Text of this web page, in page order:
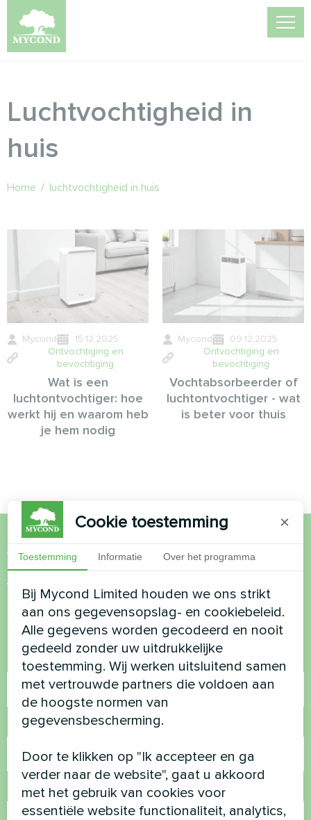
Luchtvochtigheid in
huis
Home / luchtvochtigheid in huis
Mycond
15.12.2025
Ontvochtiging en
bevochtiging
Wat is een
luchtontvochtiger: hoe
werkt hij en waarom heb
je hem nodig
Mycond
09.12.2025
Ontvochtiging en
bevochtiging
Vochtabsorbeerder of
luchtontvochtiger - wat
is beter voor thuis
Wil je kopen of heb je
vragen?
Neem contact met ons op en we helpen je
Naam
Telefoonnummer
E-mail
Cookie toestemming ×
Toestemming Informatie Over het programma
Bij Mycond Limited houden we ons strikt
aan ons gegevensopslag- en cookiebeleid.
Alle gegevens worden gecodeerd en nooit
gedeeld zonder uw uitdrukkelijke
toestemming. Wij werken uitsluitend samen
met vertrouwde partners die voldoen aan
de hoogste normen van
gegevensbescherming.
Door te klikken op "Ik accepteer en ga
verder naar de website", gaat u akkoord
met het gebruik van cookies voor
essentiële website functionaliteit, analytics,